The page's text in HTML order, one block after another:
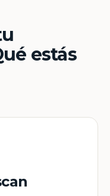
estás